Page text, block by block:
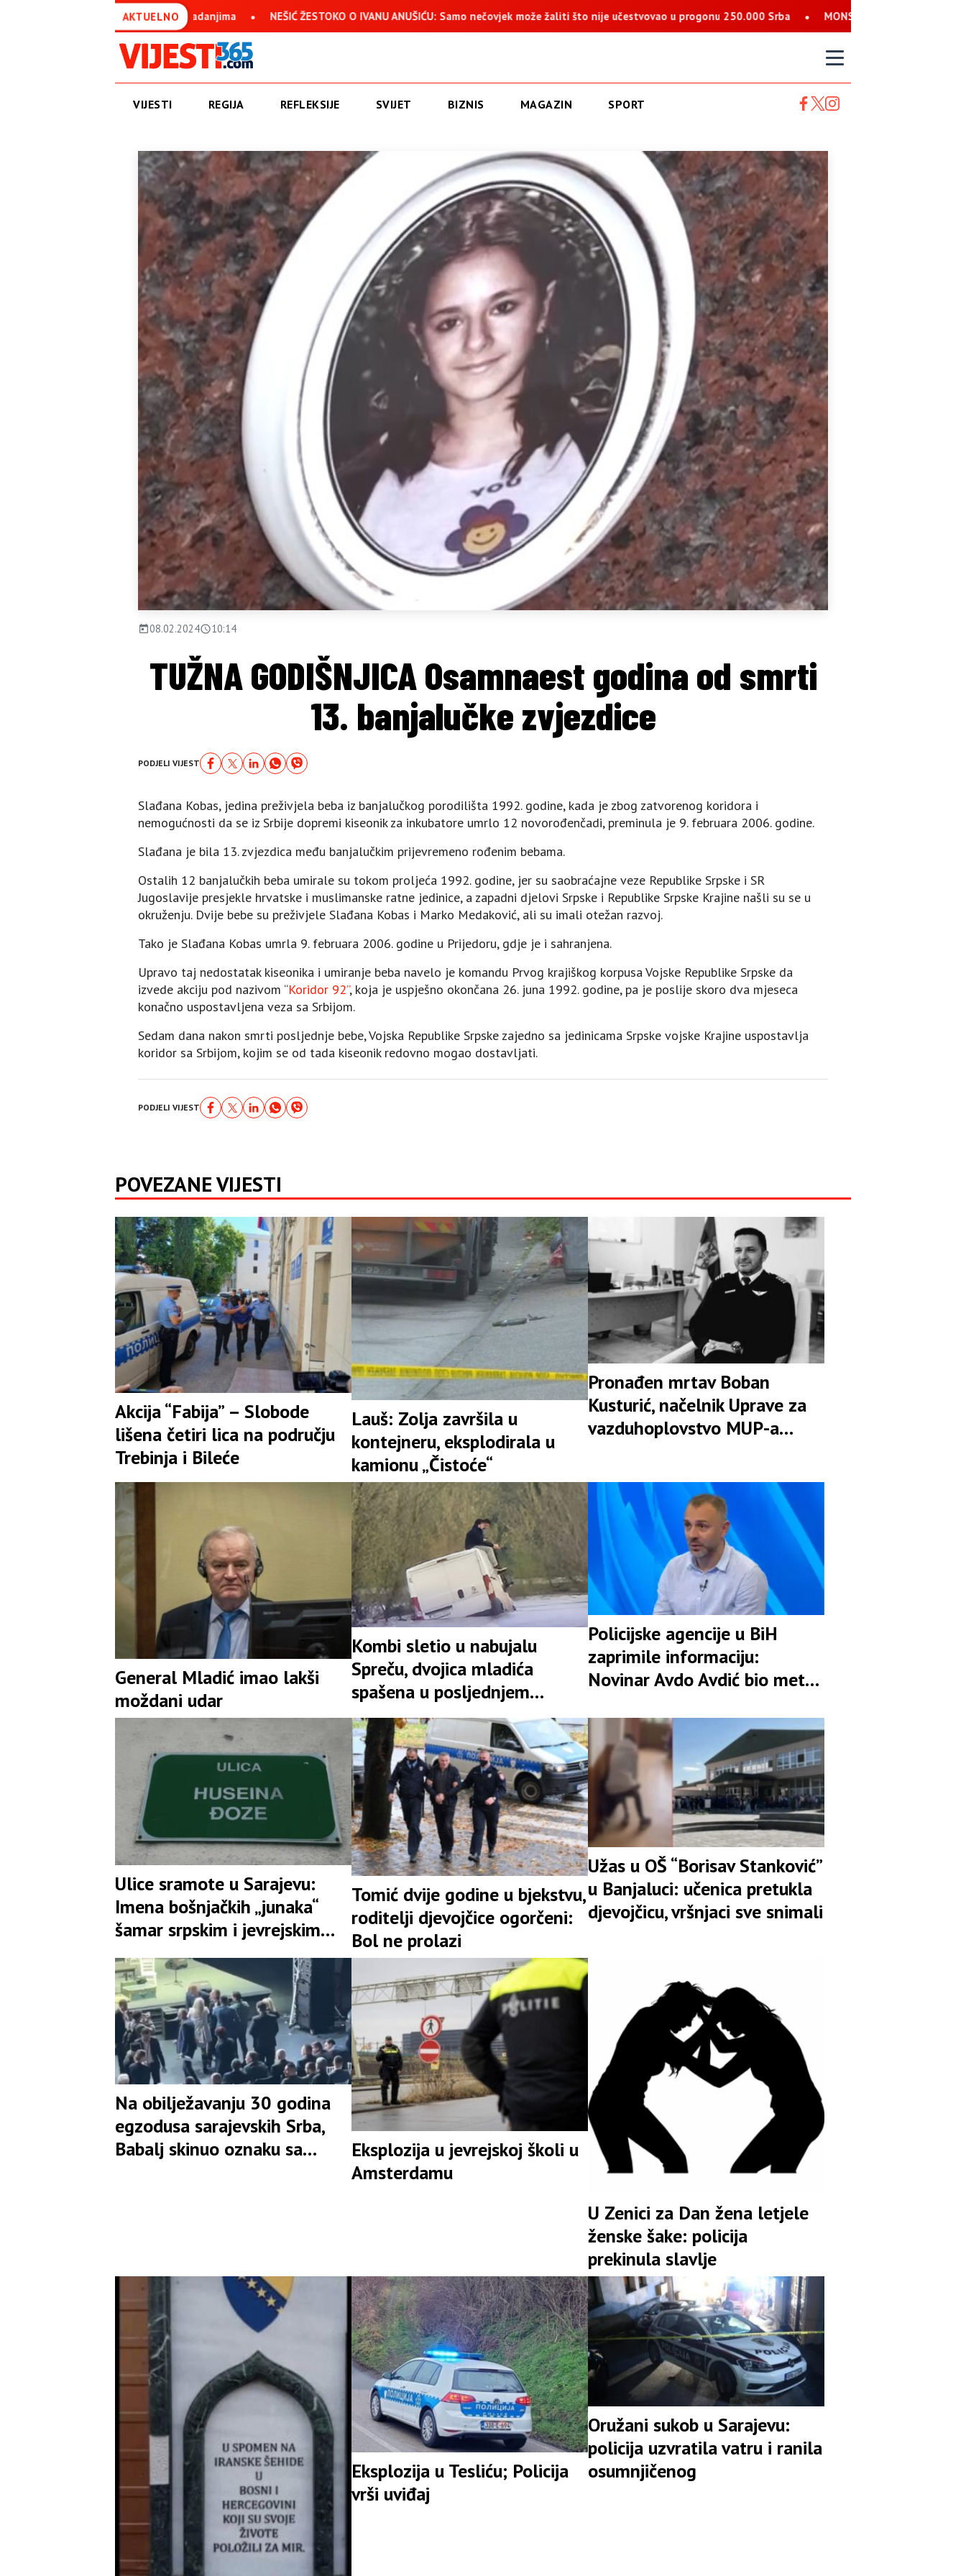
AKTUELNO
uprkos svim stradanjima NEŠIĆ ŽESTOKO O IVANU ANUŠIĆU: Samo nečovjek može žaliti što nije učestvovao u progonu 250.000 Srba MONSTRUOZNE PRIJETNJE SRBIMA:
VIJESTI REGIJA REFLEKSIJE SVIJET BIZNIS MAGAZIN SPORT
08.02.2024 10:14
TUŽNA GODIŠNJICA Osamnaest godina od smrti
13. banjalučke zvjezdice
PODJELI VIJEST
Slađana Kobas, jedina preživjela beba iz banjalučkog porodilišta 1992. godine, kada je zbog zatvorenog koridora i
nemogućnosti da se iz Srbije dopremi kiseonik za inkubatore umrlo 12 novorođenčadi, preminula je 9. februara 2006. godine.
Slađana je bila 13. zvjezdica među banjalučkim prijevremeno rođenim bebama.
Ostalih 12 banjalučkih beba umirale su tokom proljeća 1992. godine, jer su saobraćajne veze Republike Srpske i SR
Jugoslavije presjekle hrvatske i muslimanske ratne jedinice, a zapadni djelovi Srpske i Republike Srpske Krajine našli su se u
okruženju. Dvije bebe su preživjele Slađana Kobas i Marko Medaković, ali su imali otežan razvoj.
Tako je Slađana Kobas umrla 9. februara 2006. godine u Prijedoru, gdje je i sahranjena.
Upravo taj nedostatak kiseonika i umiranje beba navelo je komandu Prvog krajiškog korpusa Vojske Republike Srpske da
izvede akciju pod nazivom “Koridor 92”, koja je uspješno okončana 26. juna 1992. godine, pa je poslije skoro dva mjeseca
konačno uspostavljena veza sa Srbijom.
Sedam dana nakon smrti posljednje bebe, Vojska Republike Srpske zajedno sa jedinicama Srpske vojske Krajine uspostavlja
koridor sa Srbijom, kojim se od tada kiseonik redovno mogao dostavljati.
PODJELI VIJEST
POVEZANE VIJESTI
Akcija “Fabija” – Slobode
lišena četiri lica na području
Trebinja i Bileće
Lauš: Zolja završila u
kontejneru, eksplodirala u
kamionu „Čistoće“
Pronađen mrtav Boban
Kusturić, načelnik Uprave za
vazduhoplovstvo MUP-a
General Mladić imao lakši
moždani udar
Kombi sletio u nabujalu
Spreču, dvojica mladića
spašena u posljednjem
trenutku
Policijske agencije u BiH
zaprimile informaciju:
Novinar Avdo Avdić bio meta
Ulice sramote u Sarajevu:
Imena bošnjačkih „junaka“
šamar srpskim i jevrejskim
žrtvama
Tomić dvije godine u bjekstvu,
roditelji djevojčice ogorčeni:
Bol ne prolazi
Užas u OŠ “Borisav Stanković”
u Banjaluci: učenica pretukla
djevojčicu, vršnjaci sve snimali
Na obilježavanju 30 godina
egzodusa sarajevskih Srba,
Babalj skinuo oznaku sa
Eksplozija u jevrejskoj školi u
Amsterdamu
U Zenici za Dan žena letjele
ženske šake: policija
prekinula slavlje
Eksplozija u Tesliću; Policija
vrši uviđaj
Oružani sukob u Sarajevu:
policija uzvratila vatru i ranila
osumnjičenog